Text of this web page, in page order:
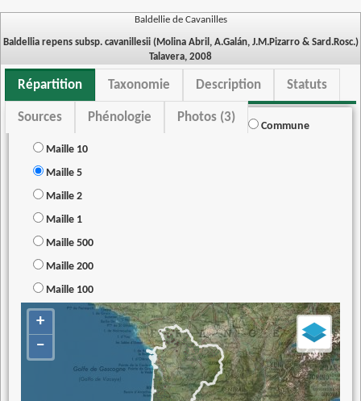
Baldellie de Cavanilles
Baldellia repens subsp. cavanillesii (Molina Abril, A.Galán, J.M.Pizarro & Sard.Rosc.)
Talavera, 2008
Répartition Taxonomie Description Statuts
Sources Phénologie Photos (3)
Commune
Maille 10
Maille 5
Maille 2
Maille 1
Maille 500
Maille 200
Maille 100
+
−